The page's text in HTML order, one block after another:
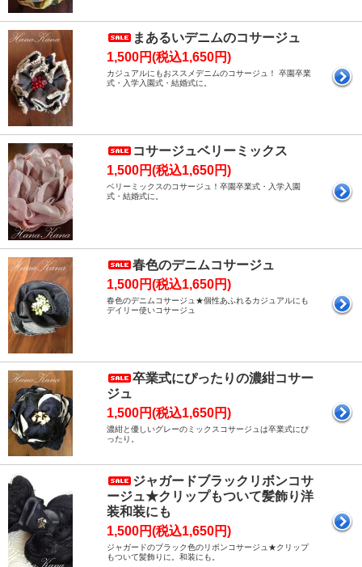
まあるいデニムのコサージュ
1,500円(税込1,650円)
カジュアルにもおススメデニムのコサージュ！ 卒園卒業
式・入学入園式・結婚式に。
コサージュベリーミックス
1,500円(税込1,650円)
ベリーミックスのコサージュ！卒園卒業式・入学入園
式・結婚式に。
春色のデニムコサージュ
1,500円(税込1,650円)
春色のデニムコサージュ★個性あふれるカジュアルにも
デイリー使いコサージュ
卒業式にぴったりの濃紺コサー
ジュ
1,500円(税込1,650円)
濃紺と優しいグレーのミックスコサージュは卒業式にぴ
ったり。
ジャガードブラックリボンコサ
ージュ★クリップもついて髪飾り洋
装和装にも
1,500円(税込1,650円)
ジャガードのブラック色のリボンコサージュ★クリップ
もついて髪飾りに。和装にも。